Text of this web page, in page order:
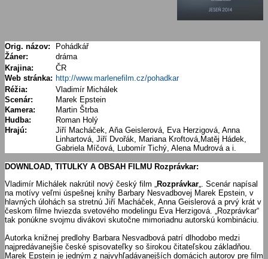
Orig. názov:
Pohádkář
Žáner:
dráma
Krajina:
ČR
Web stránka: http://www.marlenefilm.cz/pohadkar
Réžia:
Vladimír Michálek
Scenár:
Marek Epstein
Kamera:
Martin Štrba
Hudba:
Roman Holý
Hrajú:
Jiří Macháček, Aňa Geislerová, Eva Herzigová, Anna
Linhartová, Jiří Dvořák, Mariana Kroftová,Matěj Hádek,
Gabriela Míčová, Lubomír Tichý, Alena Mudrová a i.
DOWNLOAD, TITULKY A OBSAH FILMU Rozprávkar:
Vladimír Michálek nakrútil nový český film „
Rozprávkar „. Scenár napísal
na motívy veľmi úspešnej knihy Barbary Nesvadbovej Marek Epstein, v
hlavných úlohách sa stretnú Jiří Macháček, Anna Geislerová a prvý krát v
českom filme hviezda svetového modelingu Eva Herzigová. „Rozprávkar“
tak ponúkne svojmu divákovi skutočne mimoriadnu autorskú kombináciu.
Autorka knižnej predlohy Barbara Nesvadbová patrí dlhodobo medzi
najpredávanejšie české spisovateľky so širokou čitateľskou základňou.
Marek Epstein je jedným z najvyhľadávanejších domácich autorov pre film